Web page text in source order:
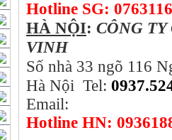
Hotline SG:
HÀ NỘI: CÔNG
Số nhà 33 ngõ 116
Hà Nội Tel:
Email:
Hotline HN: